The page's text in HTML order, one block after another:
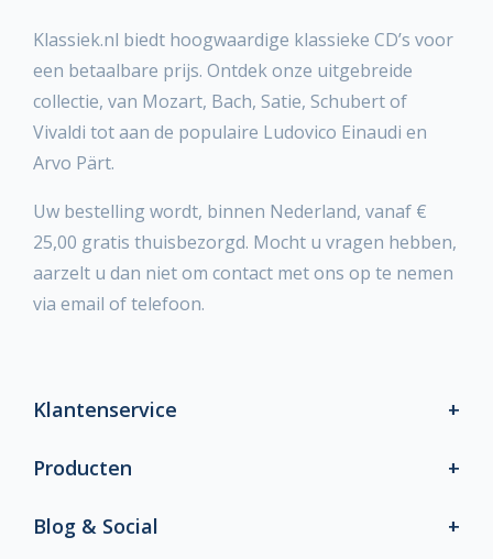
Klassiek.nl biedt hoogwaardige klassieke CD’s voor
een betaalbare prijs. Ontdek onze uitgebreide
collectie, van Mozart, Bach, Satie, Schubert of
Vivaldi tot aan de populaire Ludovico Einaudi en
Arvo Pärt.
Uw bestelling wordt, binnen Nederland, vanaf €
25,00 gratis thuisbezorgd. Mocht u vragen hebben,
aarzelt u dan niet om contact met ons op te nemen
via email of telefoon.
Klantenservice
Producten
Blog & Social